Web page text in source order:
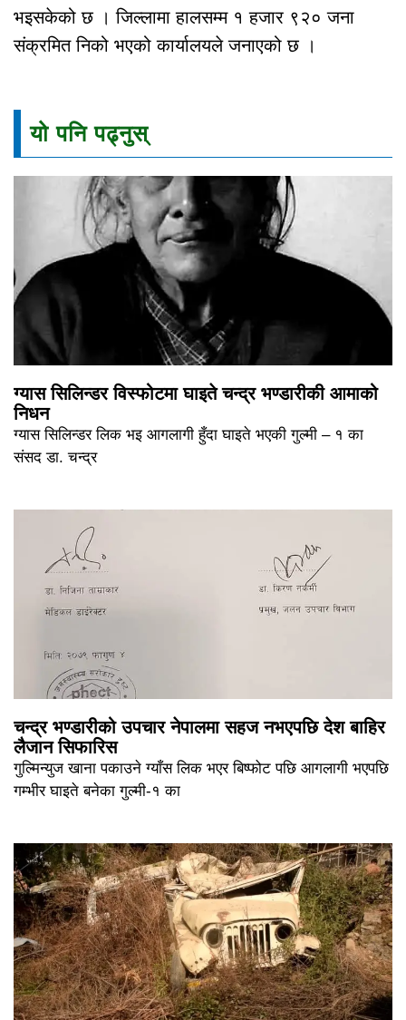
भइसकेको छ । जिल्लामा हालसम्म १ हजार ९२० जना
संक्रमित निको भएको कार्यालयले जनाएको छ ।
यो पनि पढ्नुस्
ग्यास सिलिन्डर विस्फोटमा घाइते चन्द्र भण्डारीकी आमाको
निधन
ग्यास सिलिन्डर लिक भइ आगलागी हुँदा घाइते भएकी गुल्मी – १ का
संसद डा. चन्द्र
चन्द्र भण्डारीको उपचार नेपालमा सहज नभएपछि देश बाहिर
लैजान सिफारिस
गुल्मिन्युज खाना पकाउने ग्याँस लिक भएर बिष्फोट पछि आगलागी भएपछि
गम्भीर घाइते बनेका गुल्मी-१ का